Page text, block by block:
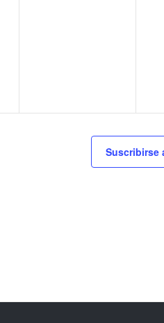
Suscribirse